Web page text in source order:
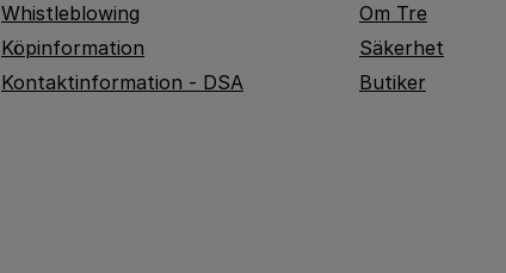
Whistleblowing
Köpinformation
Kontaktinformation - DSA
Om Tre
Säkerhet
Butiker